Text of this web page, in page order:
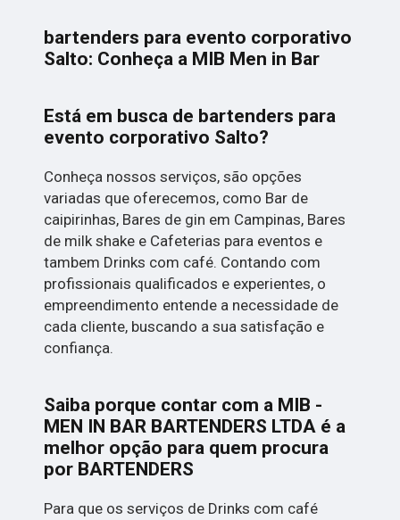
bartenders para evento corporativo
Salto: Conheça a MIB Men in Bar
Está em busca de bartenders para
evento corporativo Salto?
Conheça nossos serviços, são opções
variadas que oferecemos, como Bar de
caipirinhas, Bares de gin em Campinas, Bares
de milk shake e Cafeterias para eventos e
tambem Drinks com café. Contando com
profissionais qualificados e experientes, o
empreendimento entende a necessidade de
cada cliente, buscando a sua satisfação e
confiança.
Saiba porque contar com a MIB -
MEN IN BAR BARTENDERS LTDA é a
melhor opção para quem procura
por BARTENDERS
Para que os serviços de Drinks com café